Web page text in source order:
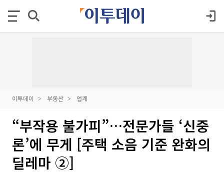
이투데이 부동산 업계
“부작용 불가피”…전문가들 ‘신중
론’에 무게 [주택 소음 기준 완화의
딜레마 ②]